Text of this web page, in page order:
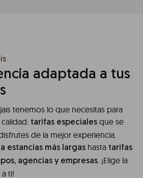
adaptada a tus
tenemos lo que necesitas para
tarifas especiales que se
de la mejor experiencia.
estancias más largas hasta tarifas
agencias y empresas . ¡Elige la
ti!